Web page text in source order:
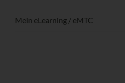
Mein eLearning / eMTC